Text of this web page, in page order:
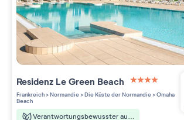
Residenz Le Green Beach
4 étoiles sur 5
Frankreich>Normandie>Die Küste der Normandie>Omaha
Beach